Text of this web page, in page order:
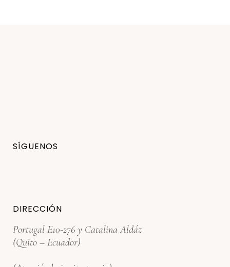
SÍGUENOS
DIRECCIÓN
Portugal E10-276 y Catalina Aldáz
(Quito – Ecuador)